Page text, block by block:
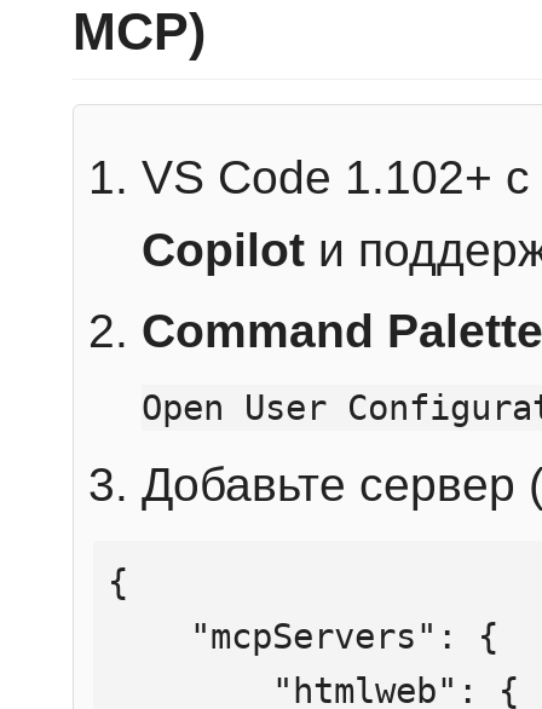
MCP)
VS Code 1.102+
Copilot и
Command Palette
Open User
Добавьте сервер
{